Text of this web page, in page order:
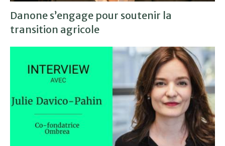
Danone s’engage pour soutenir la
transition agricole